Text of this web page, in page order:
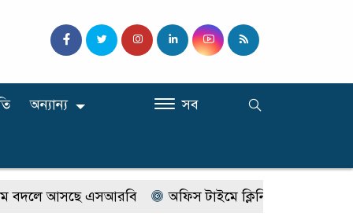
অন্যান্য সব
আসছে এসআরবি অফিস টাইমে ক্লিনিকে রোগী দেখছিলেন